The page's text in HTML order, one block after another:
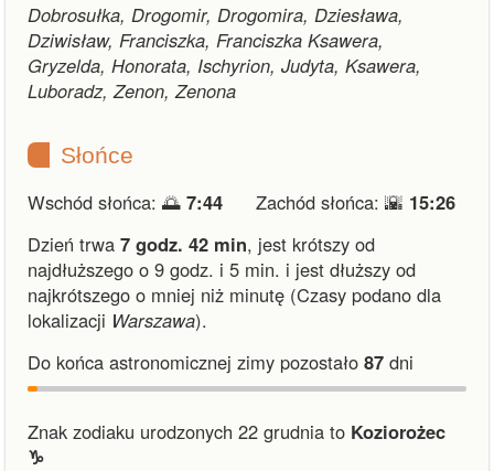
Dobrosułka, Drogomir, Drogomira, Dziesława,
Dziwisław, Franciszka, Franciszka Ksawera,
Gryzelda, Honorata, Ischyrion, Judyta, Ksawera,
Luboradz, Zenon, Zenona
Słońce
Wschód słońca: 🌅 7:44 Zachód słońca: 🌇 15:26
Dzień trwa 7 godz. 42 min, jest krótszy od
najdłuższego o 9 godz. i 5 min. i jest dłuższy od
najkrótszego o mniej niż minutę (Czasy podano dla
lokalizacji Warszawa).
Do końca astronomicznej zimy pozostało 87 dni
Znak zodiaku urodzonych 22 grudnia to Koziorożec
♑︎